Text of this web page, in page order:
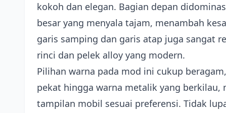
kokoh dan elegan. Bagian depan
besar yang menyala tajam, menambah
garis samping dan garis atap juga sangat
rinci dan pelek alloy yang modern.
Pilihan warna pada mod ini cukup
pekat hingga warna metalik yang
tampilan mobil sesuai preferensi. Tidak